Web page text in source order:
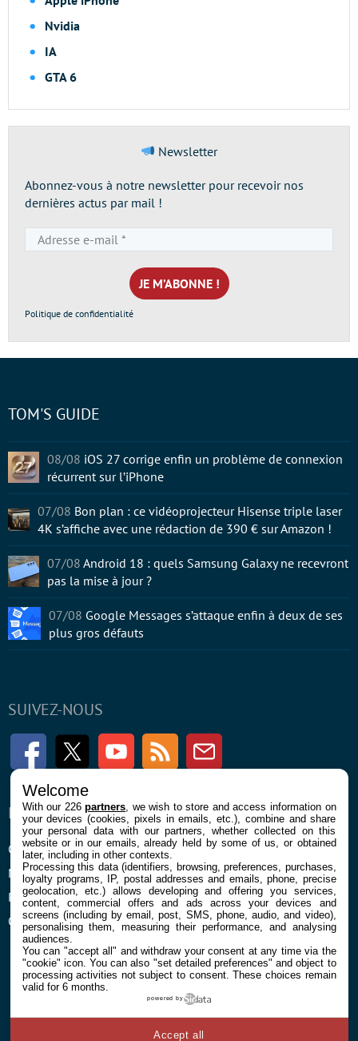
Nvidia
IA
GTA 6
Newsletter
Abonnez-vous à notre newsletter pour recevoir nos
dernières actus par mail !
e-
mail
*
Politique de confidentialité
SUIVEZ-NOUS
FacebookTwitter Youtube RSS Newsletter
ENTREPRISE
Confidentialité et Cookies
Mentions légales et CGU
Préférences Cookies
Qui sommes nous
À PROPOS
Contact
TOM'S GUIDE
08/08 iOS 27 corrige enfin un problème de connexion
récurrent sur l’iPhone
07/08 Bon plan : ce vidéoprojecteur Hisense triple laser
4K s’affiche avec une rédaction de 390 € sur Amazon !
07/08 Android 18 : quels Samsung Galaxy ne recevront
pas la mise à jour ?
07/08 Google Messages s’attaque enfin à deux de ses
plus gros défauts
Welcome
With our 226partners , we wish to store and access information on
your devices (cookies, pixels in emails, etc.), combine and share
your personal data with our partners, whether collected on this
website or in our emails, already held by some of us, or obtained
later, including in other contexts.
Processing this data (identifiers, browsing, preferences, purchases,
loyalty programs, IP, postal addresses and emails, phone, precise
geolocation, etc.) allows developing and offering you services,
content, commercial offers and ads across your devices and
screens (including by email, post, SMS, phone, audio, and video),
personalising them, measuring their performance, and analysing
audiences.
You can "accept all" and withdraw your consent at any time via the
"cookie" icon. You can also "set detailed preferences" and object to
processing activities not subject to consent. These choices remain
valid for 6 months.
powered by
Accept all